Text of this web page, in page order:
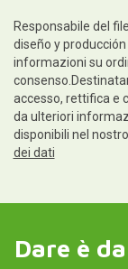
Responsabile del
diseño y
informazioni su
accesso, rettifica e
da ulteriori
disponibili nel nostro
dei dati
Dare è